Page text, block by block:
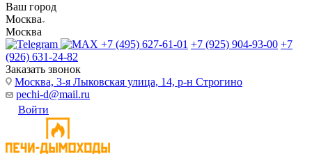
Ваш город
Москва
Москва
+7 (495) 627-61-01 +7 (925) 904-93-00 +7
(926) 631-24-82
Заказать звонок
Москва, 3-я Лыковская улица, 14, р-н Строгино
pechi-d@mail.ru
Войти